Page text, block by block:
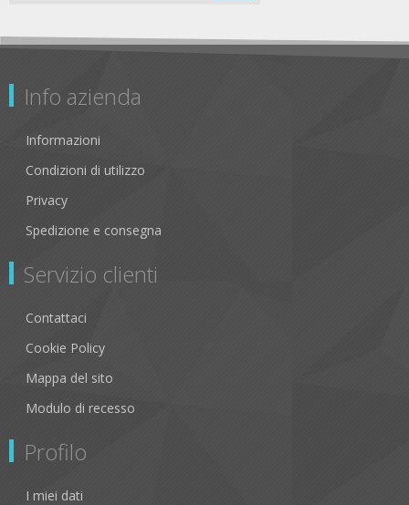
Info azienda
Informazioni
Condizioni di utilizzo
Privacy
Spedizione e consegna
Servizio clienti
Contattaci
Cookie Policy
Mappa del sito
Modulo di recesso
Profilo
I miei dati